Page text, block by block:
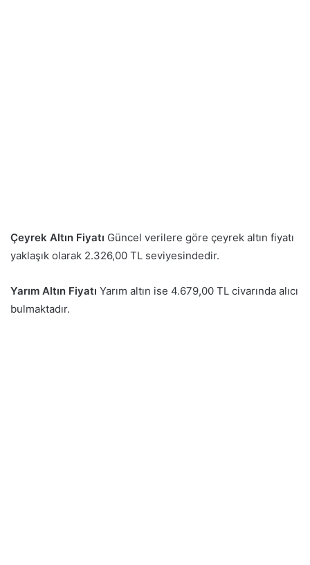
Çeyrek Altın Fiyatı Güncel verilere göre çeyrek altın fiyatı
yaklaşık olarak 2.326,00 TL seviyesindedir.
Yarım Altın Fiyatı Yarım altın ise 4.679,00 TL civarında alıcı
bulmaktadır.